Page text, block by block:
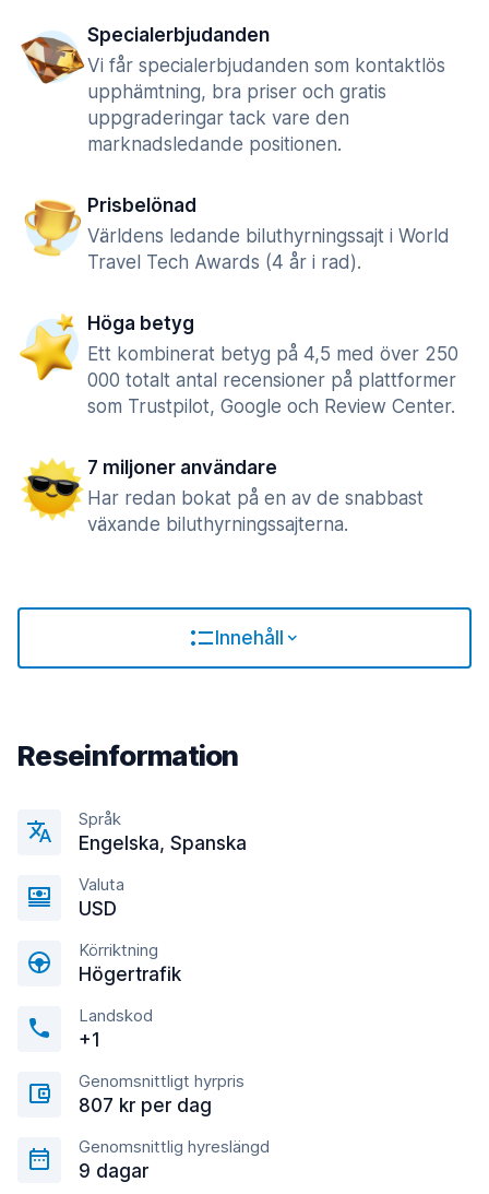
Specialerbjudanden
Vi får specialerbjudanden som kontaktlös
upphämtning, bra priser och gratis
uppgraderingar tack vare den
marknadsledande positionen.
Prisbelönad
Världens ledande biluthyrningssajt i World
Travel Tech Awards (4 år i rad).
Höga betyg
Ett kombinerat betyg på 4,5 med över 250
000 totalt antal recensioner på plattformer
som Trustpilot, Google och Review Center.
7 miljoner användare
Har redan bokat på en av de snabbast
växande biluthyrningssajterna.
Innehåll
Reseinformation
Språk
Engelska, Spanska
Valuta
USD
Körriktning
Högertrafik
Landskod
+1
Genomsnittligt hyrpris
807 kr per dag
Genomsnittlig hyreslängd
9 dagar